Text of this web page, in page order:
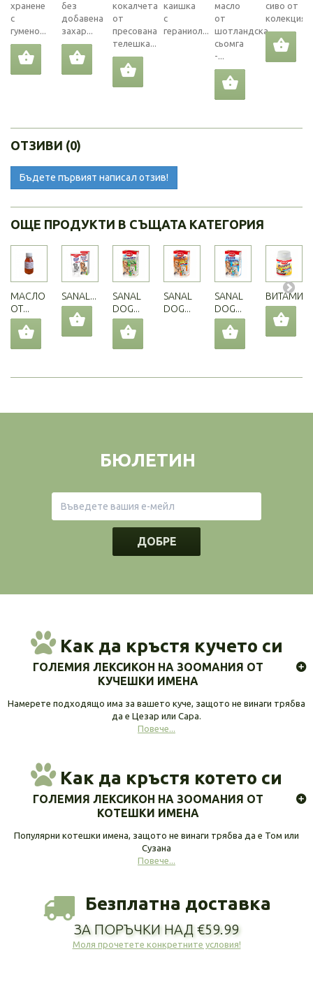
хранене
с
гумено...
без
добавена
захар...
кокалчета
от
пресована
телешка...
каишка
с
гераниол...
масло
от
шотландска
сьомга
-...
сиво от
ОТЗИВИ (0)
Бъдете първият написал отзив!
ОЩЕ ПРОДУКТИ В СЪЩАТА КАТЕГОРИЯ
МАСЛО
ОТ...
SANAL...
SANAL
DOG...
SANAL
DOG...
SANAL
DOG...
БЮЛЕТИН
ДОБРЕ
Как да кръстя кучето си
ГОЛЕМИЯ ЛЕКСИКОН НА ЗООМАНИЯ ОТ
КУЧЕШКИ ИМЕНА
Намерете подходящо има за вашето куче, защото не винаги трябва
да е Цезар или Сара.
Повече...
Как да кръстя котето си
ГОЛЕМИЯ ЛЕКСИКОН НА ЗООМАНИЯ ОТ
КОТЕШКИ ИМЕНА
Популярни котешки имена, защото не винаги трябва да е Том или
Сузана
Повече...
Безплатна доставка
ЗА ПОРЪЧКИ НАД €59.99
Моля прочетете конкретните условия!